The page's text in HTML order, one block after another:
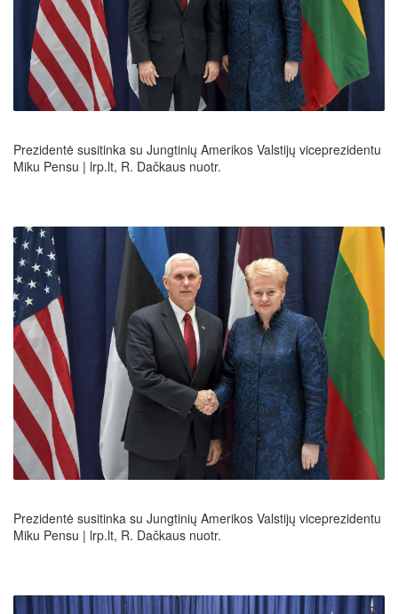
Prezidentė susitinka su Jungtinių Amerikos Valstijų viceprezidentu
Miku Pensu | lrp.lt, R. Dačkaus nuotr.
Prezidentė susitinka su Jungtinių Amerikos Valstijų viceprezidentu
Miku Pensu | lrp.lt, R. Dačkaus nuotr.